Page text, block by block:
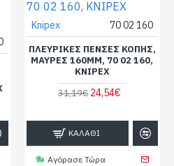
Knipex 70 02 160
ΠΛΕΥΡΙΚΈΣ ΠΈΝΣΕΣ ΚΟΠΉΣ,
ΜΑΎΡΕΣ 160MM, 70 02 160,
KNIPEX
31,19€ 24,54€
ΚΑΛΆΘΙ
Αγόρασε Τώρα